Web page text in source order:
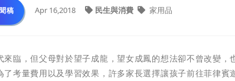
稿 Apr 16,2018 民生與消費 家用品
來臨，但父母對於望子成龍，望女成鳳的想法卻不曾改變
了考量費用以及學習效果，許多家長選擇讓孩子前往菲律賓